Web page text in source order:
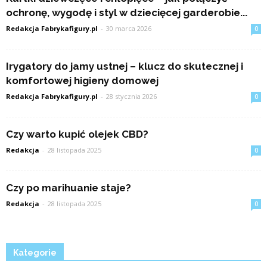
ochronę, wygodę i styl w dziecięcej garderobie...
Redakcja Fabrykafigury.pl - 30 marca 2026 0
Irygatory do jamy ustnej – klucz do skutecznej i
komfortowej higieny domowej
Redakcja Fabrykafigury.pl - 28 stycznia 2026 0
Czy warto kupić olejek CBD?
Redakcja - 28 listopada 2025 0
Czy po marihuanie staje?
Redakcja - 28 listopada 2025 0
Kategorie